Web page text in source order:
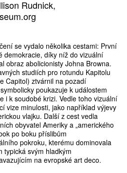
Rudnick,
se vydalo několika cestami: První
demokracie, díky níž do vizuální
obraz abolicionisty Johna Browna.
studiích pro rotundu Kapitolu
Capitol) ztvárnil na pozadí
poukazuje k událostem
i k soudobé krizi. Vedle toho vizuální
vize minulosti, jako například výjevy
vlajku. Další z cest vedla
obyvatel Ameriky a „amerického
po boku příslibům
pokroku, kterému dominovala
typická svým hladkým
na evropské art deco.